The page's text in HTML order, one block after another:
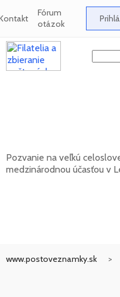
Fórum
otázok
Pozvanie na veľkú
medzinárodnou účasťou v
www.postoveznamky.sk